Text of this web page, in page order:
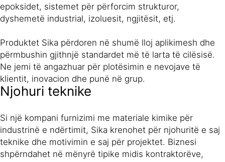
epoksidet, sistemet për përforcim strukturor,
dyshemetë industrial, izoluesit, ngjitësit, etj.
Produktet Sika përdoren në shumë lloj aplikimesh dhe
përmbushin gjithnjë standardet më të larta të cilësisë.
Ne jemi të angazhuar për plotësimin e nevojave të
klientit, inovacion dhe punë në grup.
Njohuri teknike
Si një kompani furnizimi me materiale kimike për
industrinë e ndërtimit, Sika krenohet për njohuritë e saj
teknike dhe motivimin e saj për projektet. Biznesi
shpërndahet në mënyrë tipike midis kontraktorëve,